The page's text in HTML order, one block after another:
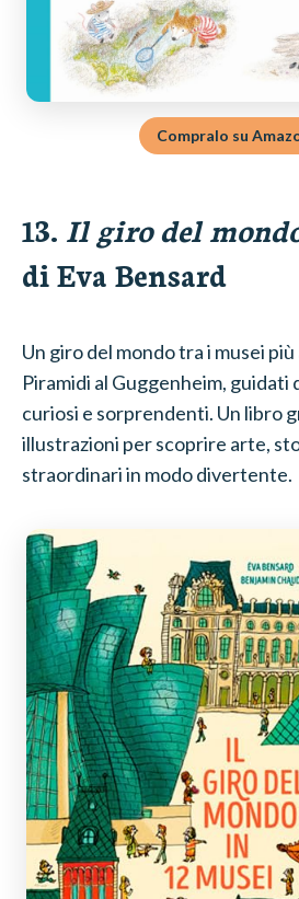
Compralo su
13. Il giro del
di Eva Bensard
Un giro del mondo tra i musei
Piramidi al Guggenheim, guidati
curiosi e sorprendenti. Un libro
illustrazioni per scoprire arte,
straordinari in modo divertente.